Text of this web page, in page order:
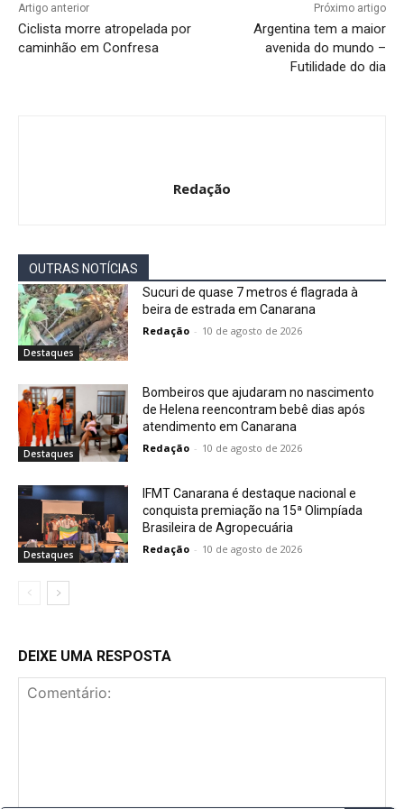
Artigo anterior
Ciclista morre atropelada por
caminhão em Confresa
Próximo artigo
Argentina tem a maior
avenida do mundo –
Futilidade do dia
Redação
OUTRAS NOTÍCIAS
Destaques
Sucuri de quase 7 metros é flagrada à
beira de estrada em Canarana
Redação - 10 de agosto de 2026
Destaques
Bombeiros que ajudaram no nascimento
de Helena reencontram bebê dias após
atendimento em Canarana
Redação - 10 de agosto de 2026
Destaques
IFMT Canarana é destaque nacional e
conquista premiação na 15ª Olimpíada
Brasileira de Agropecuária
Redação - 10 de agosto de 2026
DEIXE UMA RESPOSTA